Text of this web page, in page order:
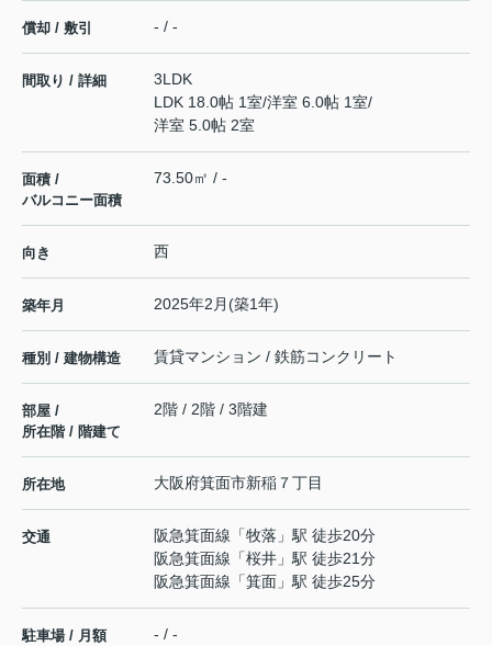
償却 / 敷引 - / -
間取り / 詳細
3LDK
LDK 18.0帖 1室/洋室 6.0帖 1室/
洋室 5.0帖 2室
面積 /
バルコニー面積
73.50㎡ / -
向き 西
築年月 2025年2月(築1年)
種別 / 建物構造 賃貸マンション / 鉄筋コンクリート
部屋 /
所在階 / 階建て
2階 / 2階 / 3階建
所在地 大阪府箕面市新稲 ７丁目
交通 阪急箕面線 「牧落 」駅 徒歩20分
阪急箕面線 「桜井 」駅 徒歩21分
阪急箕面線 「箕面 」駅 徒歩25分
駐車場 / 月額 - / -